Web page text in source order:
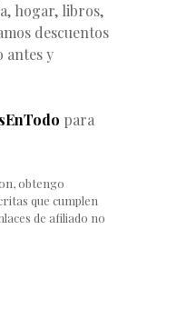
hogar, libros,
descuentos
antes y
para
obtengo
que cumplen
de afiliado no